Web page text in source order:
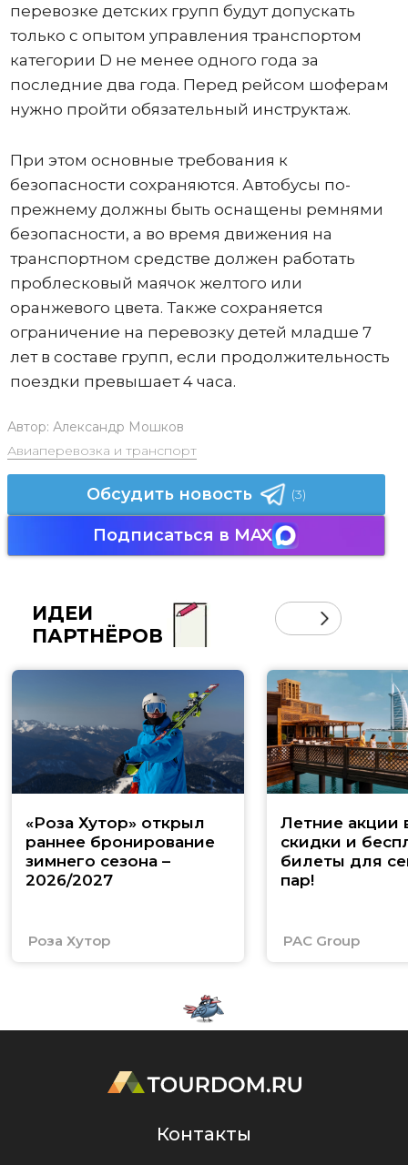
перевозке детских групп будут допускать
только с опытом управления транспортом
категории D не менее одного года за
последние два года. Перед рейсом шоферам
нужно пройти обязательный инструктаж.
При этом основные требования к
безопасности сохраняются. Автобусы по-
прежнему должны быть оснащены ремнями
безопасности, а во время движения на
транспортном средстве должен работать
проблесковый маячок желтого или
оранжевого цвета. Также сохраняется
ограничение на перевозку детей младше 7
лет в составе групп, если продолжительность
поездки превышает 4 часа.
Автор: Александр Мошков
Авиаперевозка и транспорт
Обсудить новость (3)
Подписаться в MAX
ИДЕИ
ПАРТНЁРОВ
«Роза Хутор» открыл
раннее бронирование
зимнего сезона –
2026/2027
Роза Хутор
Летние акции
скидки и
билеты для
пар!
PAC Group
Контакты